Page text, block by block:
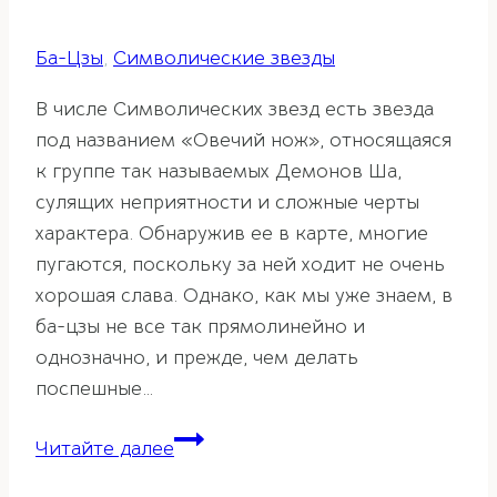
Ба-Цзы, Символические звезды
В числе Символических звезд есть звезда
под названием «Овечий нож», относящаяся
к группе так называемых Демонов Ша,
сулящих неприятности и сложные черты
характера. Обнаружив ее в карте, многие
пугаются, поскольку за ней ходит не очень
хорошая слава. Однако, как мы уже знаем, в
ба-цзы не все так прямолинейно и
однозначно, и прежде, чем делать
поспешные…
Читайте далееОвечий